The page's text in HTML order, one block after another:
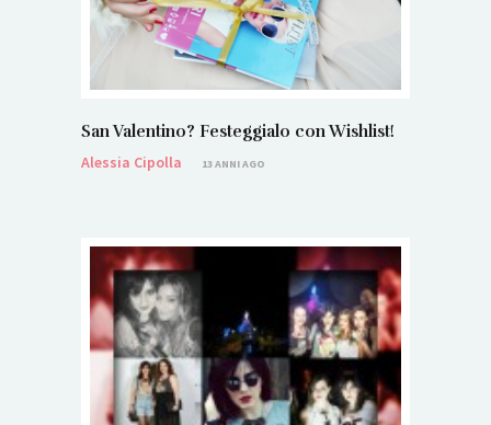
San Valentino? Festeggialo con Wishlist!
Alessia Cipolla
13 ANNI AGO